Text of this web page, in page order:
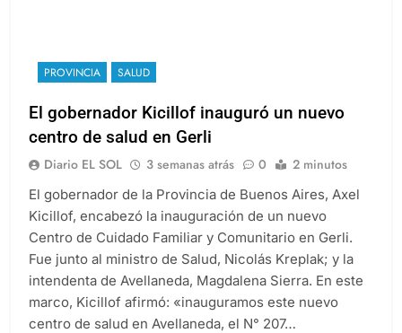
PROVINCIA SALUD
El gobernador Kicillof inauguró un nuevo
centro de salud en Gerli
Diario EL SOL 3 semanas atrás 0 2 minutos
El gobernador de la Provincia de Buenos Aires, Axel
Kicillof, encabezó la inauguración de un nuevo
Centro de Cuidado Familiar y Comunitario en Gerli.
Fue junto al ministro de Salud, Nicolás Kreplak; y la
intendenta de Avellaneda, Magdalena Sierra. En este
marco, Kicillof afirmó: «inauguramos este nuevo
centro de salud en Avellaneda, el N° 207…